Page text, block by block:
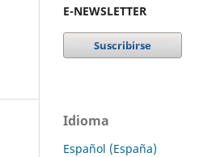
E-NEWSLETTER
Idioma
Español (España)